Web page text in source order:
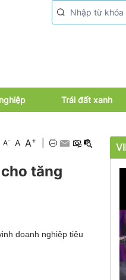
Trái đất xanh
A- A A+
tăng
doanh nghiệp tiêu